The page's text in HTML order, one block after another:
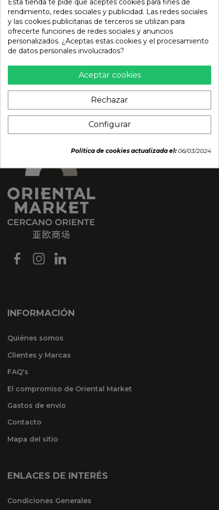
Cerveza (CHANG) 320ml
Alc.5%
Cerveza (SAIGON) 330ml
Alc.4,9%
INFORMACIÓN
Quiénes somos
Clientes y Marcas
FAQ's
El compromiso de Oriental Market
Gastos de envío
Contacto
Mapa del sitio
ENLACES DE INTERÉS
Condiciones Generales
Esta tienda te pide que aceptes cookies para fines de
rendimiento, redes sociales y publicidad. Las redes sociales
y las cookies publicitarias de terceros se utilizan para
ofrecerte funciones de redes sociales y anuncios
personalizados. ¿Aceptas estas cookies y el procesamiento
de datos personales involucrados?
Aceptar cookies
Rechazar
Configurar
Política de cookies actualizada el:06/03/2024